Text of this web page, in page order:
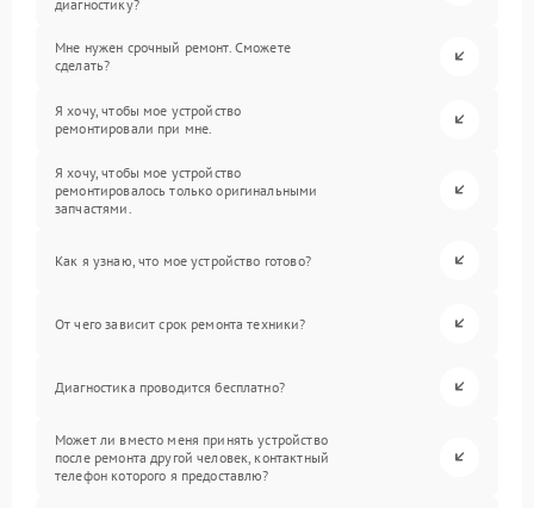
диагностику?
Мне нужен срочный ремонт. Сможете
сделать?
Я хочу, чтобы мое устройство
ремонтировали при мне.
Я хочу, чтобы мое устройство
ремонтировалось только оригинальными
запчастями.
Как я узнаю, что мое устройство готово?
От чего зависит срок ремонта техники?
Диагностика проводится бесплатно?
Может ли вместо меня принять устройство
после ремонта другой человек, контактный
телефон которого я предоставлю?